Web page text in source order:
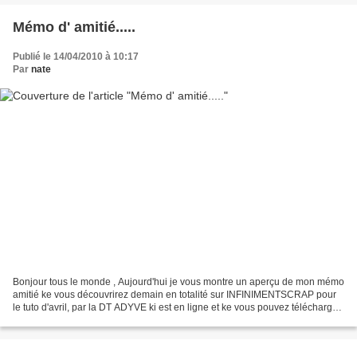
Mémo d' amitié.....
Publié le 14/04/2010 à 10:17
Par nate
Bonjour tous le monde , Aujourd'hui je vous montre un aperçu de mon mémo
amitié ke vous découvrirez demain en totalité sur INFINIMENTSCRAP pour
le tuto d'avril, par la DT ADYVE ki est en ligne et ke vous pouvez télécharger